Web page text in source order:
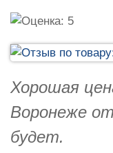
Хорошая
Воронеже
будет.